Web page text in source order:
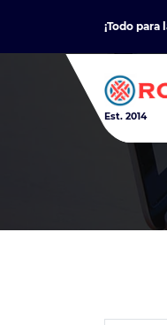
content
¡Todo
Est. 2014